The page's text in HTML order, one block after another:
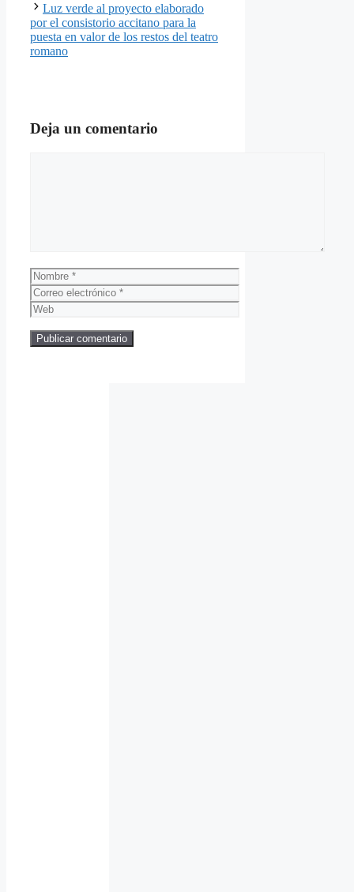
Luz verde al proyecto elaborado
por el consistorio accitano para la
puesta en valor de los restos del teatro
romano
Deja un comentario
Nombre
Correo
electrónico
Web